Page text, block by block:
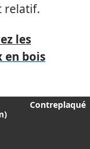
relatif.
les
en bois
Contreplaqué